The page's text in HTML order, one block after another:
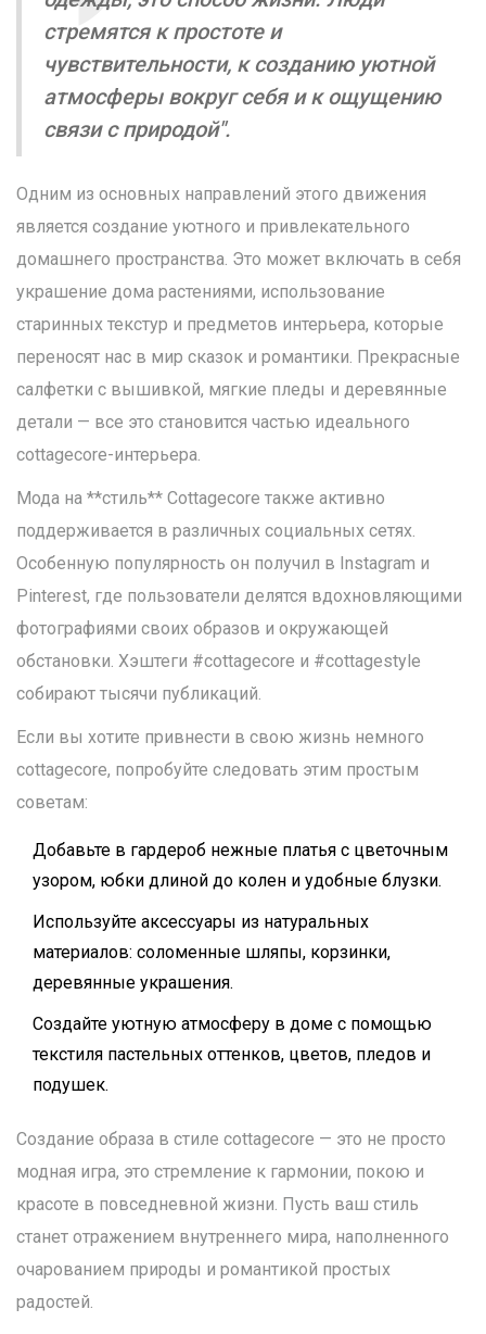
стремятся к простоте и
чувствительности, к созданию уютной
атмосферы вокруг себя и к ощущению
связи с природой".
Одним из основных направлений этого движения
является создание уютного и привлекательного
домашнего пространства. Это может включать в себя
украшение дома растениями, использование
старинных текстур и предметов интерьера, которые
переносят нас в мир сказок и романтики. Прекрасные
салфетки с вышивкой, мягкие пледы и деревянные
детали — все это становится частью идеального
cottagecore-интерьера.
Мода на **стиль** Cottagecore также активно
поддерживается в различных социальных сетях.
Особенную популярность он получил в Instagram и
Pinterest, где пользователи делятся вдохновляющими
фотографиями своих образов и окружающей
обстановки. Хэштеги #cottagecore и #cottagestyle
собирают тысячи публикаций.
Если вы хотите привнести в свою жизнь немного
cottagecore, попробуйте следовать этим простым
советам:
Добавьте в гардероб нежные платья с цветочным
узором, юбки длиной до колен и удобные блузки.
Используйте аксессуары из натуральных
материалов: соломенные шляпы, корзинки,
деревянные украшения.
Создайте уютную атмосферу в доме с помощью
текстиля пастельных оттенков, цветов, пледов и
подушек.
Создание образа в стиле cottagecore — это не просто
модная игра, это стремление к гармонии, покою и
красоте в повседневной жизни. Пусть ваш стиль
станет отражением внутреннего мира, наполненного
очарованием природы и романтикой простых
радостей.